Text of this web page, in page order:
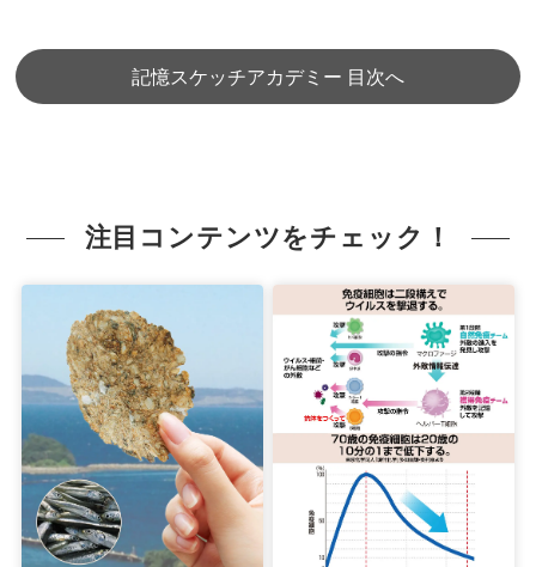
記憶スケッチアカデミー 目次へ
注目コンテンツをチェック！